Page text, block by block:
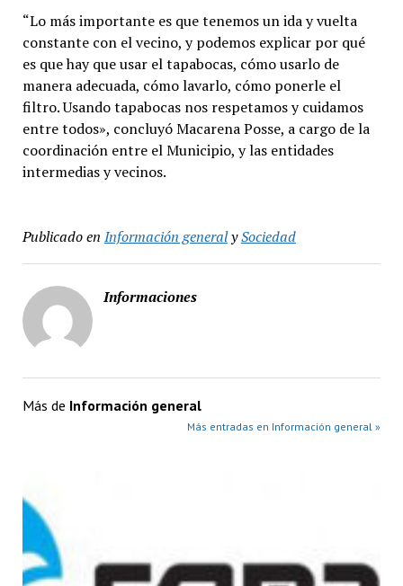
“Lo más importante es que tenemos un ida y vuelta
constante con el vecino, y podemos explicar por qué
es que hay que usar el tapabocas, cómo usarlo de
manera adecuada, cómo lavarlo, cómo ponerle el
filtro. Usando tapabocas nos respetamos y cuidamos
entre todos», concluyó Macarena Posse, a cargo de la
coordinación entre el Municipio, y las entidades
intermedias y vecinos.
Publicado en Información generalySociedad
Informaciones
Más de Información general
Más entradas en Información general »